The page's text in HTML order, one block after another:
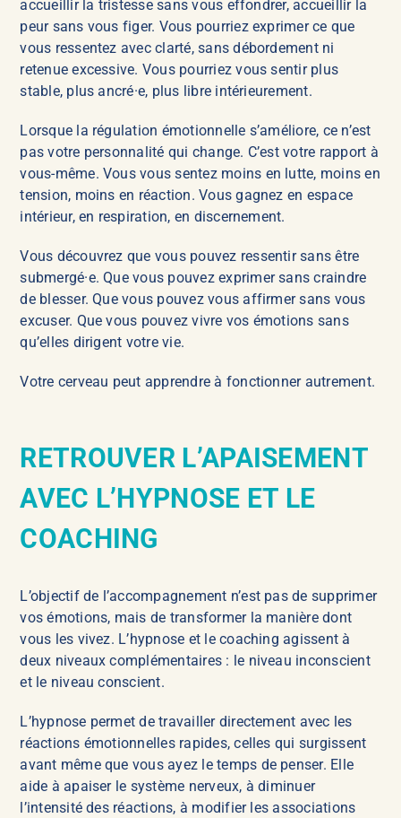
accueillir la tristesse sans vous effondrer, accueillir la
peur sans vous figer. Vous pourriez exprimer ce que
vous ressentez avec clarté, sans débordement ni
retenue excessive. Vous pourriez vous sentir plus
stable, plus ancré·e, plus libre intérieurement.
Lorsque la régulation émotionnelle s’améliore, ce n’est
pas votre personnalité qui change. C’est votre rapport à
vous-même. Vous vous sentez moins en lutte, moins en
tension, moins en réaction. Vous gagnez en espace
intérieur, en respiration, en discernement.
Vous découvrez que vous pouvez ressentir sans être
submergé·e. Que vous pouvez exprimer sans craindre
de blesser. Que vous pouvez vous affirmer sans vous
excuser. Que vous pouvez vivre vos émotions sans
qu’elles dirigent votre vie.
Votre cerveau peut apprendre à fonctionner autrement.
RETROUVER L’APAISEMENT
AVEC L’HYPNOSE ET LE
COACHING
L’objectif de l’accompagnement n’est pas de supprimer
vos émotions, mais de transformer la manière dont
vous les vivez. L’hypnose et le coaching agissent à
deux niveaux complémentaires : le niveau inconscient
et le niveau conscient.
L’hypnose permet de travailler directement avec les
réactions émotionnelles rapides, celles qui surgissent
avant même que vous ayez le temps de penser. Elle
aide à apaiser le système nerveux, à diminuer
l’intensité des réactions, à modifier les associations